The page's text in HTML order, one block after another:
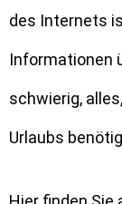
des Internets
Informationen
schwierig,
Urlaubs